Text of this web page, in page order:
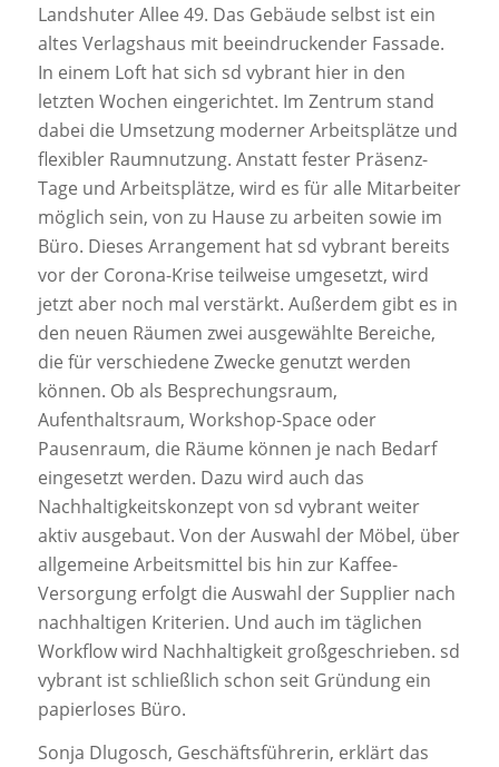
Landshuter Allee 49. Das Gebäude selbst ist ein
altes Verlagshaus mit beeindruckender Fassade.
In einem Loft hat sich sd vybrant hier in den
letzten Wochen eingerichtet. Im Zentrum stand
dabei die Umsetzung moderner Arbeitsplätze und
flexibler Raumnutzung. Anstatt fester Präsenz-
Tage und Arbeitsplätze, wird es für alle Mitarbeiter
möglich sein, von zu Hause zu arbeiten sowie im
Büro. Dieses Arrangement hat sd vybrant bereits
vor der Corona-Krise teilweise umgesetzt, wird
jetzt aber noch mal verstärkt. Außerdem gibt es in
den neuen Räumen zwei ausgewählte Bereiche,
die für verschiedene Zwecke genutzt werden
können. Ob als Besprechungsraum,
Aufenthaltsraum, Workshop-Space oder
Pausenraum, die Räume können je nach Bedarf
eingesetzt werden. Dazu wird auch das
Nachhaltigkeitskonzept von sd vybrant weiter
aktiv ausgebaut. Von der Auswahl der Möbel, über
allgemeine Arbeitsmittel bis hin zur Kaffee-
Versorgung erfolgt die Auswahl der Supplier nach
nachhaltigen Kriterien. Und auch im täglichen
Workflow wird Nachhaltigkeit großgeschrieben. sd
vybrant ist schließlich schon seit Gründung ein
papierloses Büro.
Sonja Dlugosch, Geschäftsführerin, erklärt das